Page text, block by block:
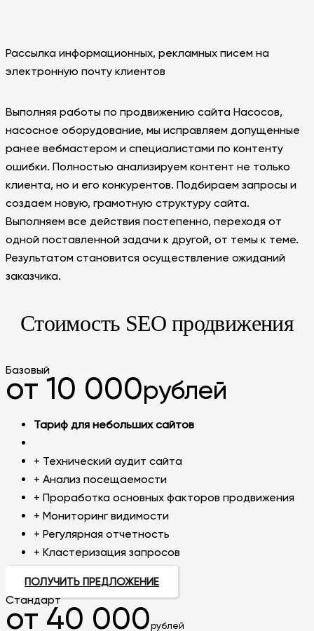
Рассылка информационных, рекламных писем на
электронную почту клиентов
Выполняя работы по продвижению сайта Насосов,
насосное оборудование, мы исправляем допущенные
ранее вебмастером и специалистами по контенту
ошибки. Полностью анализируем контент не только
клиента, но и его конкурентов. Подбираем запросы и
создаем новую, грамотную структуру сайта.
Выполняем все действия постепенно, переходя от
одной поставленной задачи к другой, от темы к теме.
Результатом становится осуществление ожиданий
заказчика.
Стоимость SEO продвижения
Базовый
от 10 000рублей
Тариф для небольших сайтов
+ Технический аудит сайта
+ Анализ посещаемости
+ Проработка основных факторов продвижения
+ Мониторинг видимости
+ Регулярная отчетность
+ Кластеризация запросов
ПОЛУЧИТЬ ПРЕДЛОЖЕНИЕ
Стандарт
от 40 000рублей